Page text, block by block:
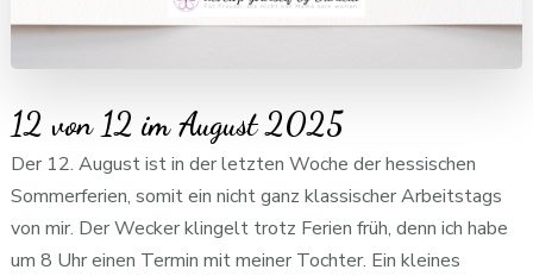
12 von 12 im August 2025
Der 12. August ist in der letzten Woche der hessischen
Sommerferien, somit ein nicht ganz klassischer Arbeitstags
von mir. Der Wecker klingelt trotz Ferien früh, denn ich habe
um 8 Uhr einen Termin mit meiner Tochter. Ein kleines